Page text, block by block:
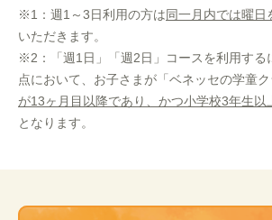
※1：週1～3日利用の方は同一月内では曜日
いただきます。
※2：「週1日」「週2日」コースを利用する
点において、お子さまが「ベネッセの学童
が13ヶ月目以降であり、かつ小学校3年生以
となります。